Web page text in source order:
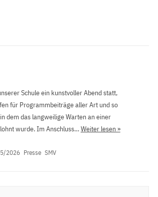
Schule ein kunstvoller Abend statt,
für Programmbeiträge aller Art und so
dem das langweilige Warten an einer
wurde. Im Anschluss…Weiter lesen »
2026 Presse SMV